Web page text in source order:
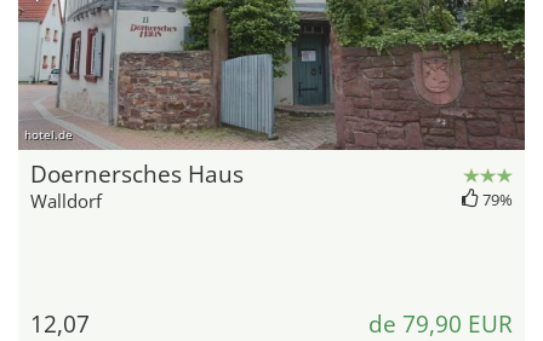
hotel.de
Doernersches Haus
Walldorf 79%
12,07 de 79,90 EUR